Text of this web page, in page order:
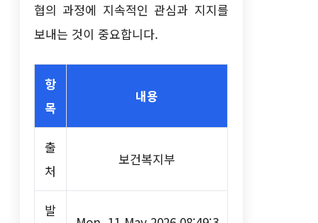
협의 과정에 지속적인 관심과 지지를
보내는 것이 중요합니다.
항
목
내용
출
처
보건복지부
발